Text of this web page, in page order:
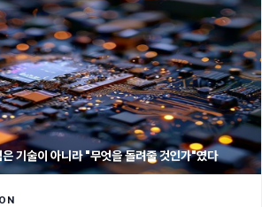
기술이 아니라 "무엇을 돌려줄 것인가"였다